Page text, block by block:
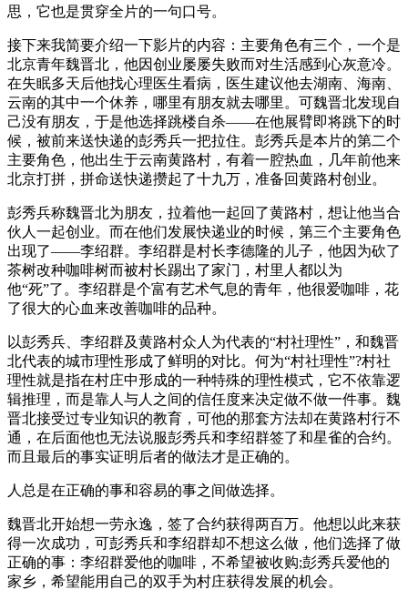
思，它也是贯穿全片的一句口号。
接下来我简要介绍一下影片的内容：主要角色有三个，一个是
北京青年魏晋北，他因创业屡屡失败而对生活感到心灰意冷。
在失眠多天后他找心理医生看病，医生建议他去湖南、海南、
云南的其中一个休养，哪里有朋友就去哪里。可魏晋北发现自
己没有朋友，于是他选择跳楼自杀——在他展臂即将跳下的时
候，被前来送快递的彭秀兵一把拉住。彭秀兵是本片的第二个
主要角色，他出生于云南黄路村，有着一腔热血，几年前他来
北京打拼，拼命送快递攒起了十九万，准备回黄路村创业。
彭秀兵称魏晋北为朋友，拉着他一起回了黄路村，想让他当合
伙人一起创业。而在他们发展快递业的时候，第三个主要角色
出现了——李绍群。李绍群是村长李德隆的儿子，他因为砍了
茶树改种咖啡树而被村长踢出了家门，村里人都以为
他“死”了。李绍群是个富有艺术气息的青年，他很爱咖啡，花
了很大的心血来改善咖啡的品种。
以彭秀兵、李绍群及黄路村众人为代表的“村社理性”，和魏晋
北代表的城市理性形成了鲜明的对比。何为“村社理性”?村社
理性就是指在村庄中形成的一种特殊的理性模式，它不依靠逻
辑推理，而是靠人与人之间的信任度来决定做不做一件事。魏
晋北接受过专业知识的教育，可他的那套方法却在黄路村行不
通，在后面他也无法说服彭秀兵和李绍群签了和星雀的合约。
而且最后的事实证明后者的做法才是正确的。
人总是在正确的事和容易的事之间做选择。
魏晋北开始想一劳永逸，签了合约获得两百万。他想以此来获
得一次成功，可彭秀兵和李绍群却不想这么做，他们选择了做
正确的事：李绍群爱他的咖啡，不希望被收购;彭秀兵爱他的
家乡，希望能用自己的双手为村庄获得发展的机会。